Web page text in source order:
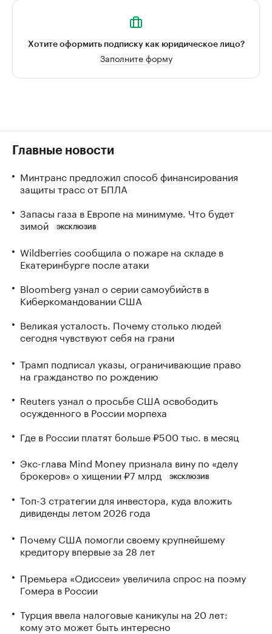
Хотите оформить подписку как юридическое лицо?
Заполните форму
Главные новости
Минтранс предложил способ финансирования
защиты трасс от БПЛА
Запасы газа в Европе на минимуме. Что будет
зимой
ЭКСКЛЮЗИВ
Wildberries сообщила о пожаре на складе в
Екатеринбурге после атаки
Bloomberg узнал о серии самоубийств в
Киберкомандовании США
Великая усталость. Почему столько людей
сегодня чувствуют себя на грани
Трамп подписал указы, ограничивающие право
на гражданство по рождению
Reuters узнал о просьбе США освободить
осужденного в России морпеха
Где в России платят больше ₽500 тыс. в месяц
Экс-глава Mind Money признала вину по «делу
брокеров» о хищении ₽7 млрд
ЭКСКЛЮЗИВ
Топ-3 стратегии для инвестора, куда вложить
дивиденды летом 2026 года
Почему США помогли своему крупнейшему
кредитору впервые за 28 лет
Премьера «Одиссеи» увеличила спрос на поэму
Гомера в России
Турция ввела налоговые каникулы на 20 лет:
кому это может быть интересно